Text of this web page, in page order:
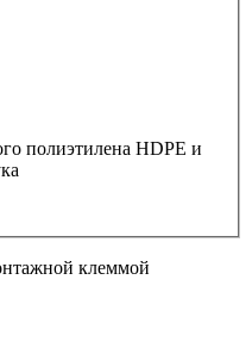
полиэтилена HDPE и
клеммой